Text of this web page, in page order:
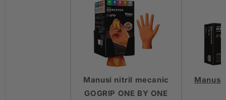
Manusi nitril mecanic
GOGRIP ONE BY ONE